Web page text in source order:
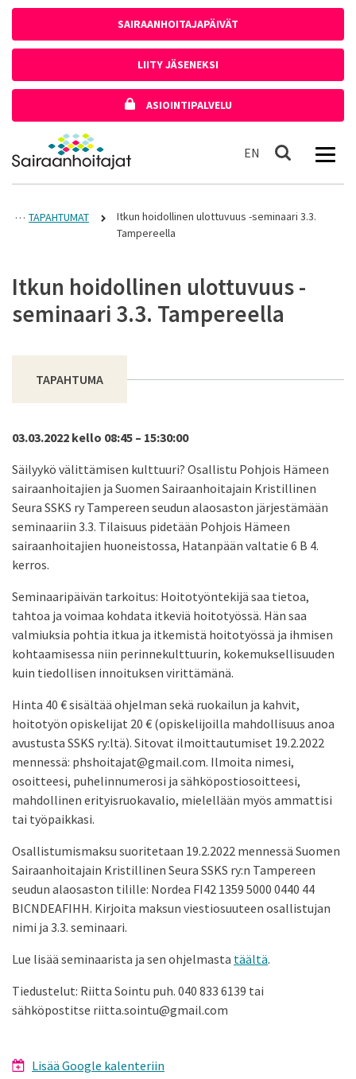
SAIRAANHOITAJAPÄIVÄT
LIITY JÄSENEKSI
ASIOINTIPALVELU
Etusivulle
EN In English
Haku
TAPAHTUMAT
Itkun hoidollinen ulottuvuus -seminaari 3.3.
Tampereella
Itkun hoidollinen ulottuvuus -
seminaari 3.3. Tampereella
TAPAHTUMA
03.03.2022 kello 08:45 – 15:30:00
Säilyykö välittämisen kulttuuri? Osallistu Pohjois Hämeen
sairaanhoitajien ja Suomen Sairaanhoitajain Kristillinen
Seura SSKS ry Tampereen seudun alaosaston järjestämään
seminaariin 3.3. Tilaisuus pidetään Pohjois Hämeen
sairaanhoitajien huoneistossa, Hatanpään valtatie 6 B 4.
kerros.
Seminaaripäivän tarkoitus: Hoitotyöntekijä saa tietoa,
tahtoa ja voimaa kohdata itkeviä hoitotyössä. Hän saa
valmiuksia pohtia itkua ja itkemistä hoitotyössä ja ihmisen
kohtaamisessa niin perinnekulttuurin, kokemuksellisuuden
kuin tiedollisen innoituksen virittämänä.
Hinta 40 € sisältää ohjelman sekä ruokailun ja kahvit,
hoitotyön opiskelijat 20 € (opiskelijoilla mahdollisuus anoa
avustusta SSKS ry:ltä). Sitovat ilmoittautumiset 19.2.2022
mennessä: phshoitajat@gmail.com. Ilmoita nimesi,
osoitteesi, puhelinnumerosi ja sähköpostiosoitteesi,
mahdollinen erityisruokavalio, mielellään myös ammattisi
tai työpaikkasi.
Osallistumismaksu suoritetaan 19.2.2022 mennessä Suomen
Sairaanhoitajain Kristillinen Seura SSKS ry:n Tampereen
seudun alaosaston tilille: Nordea FI42 1359 5000 0440 44
BICNDEAFIHH. Kirjoita maksun viestiosuuteen osallistujan
nimi ja 3.3. seminaari.
Lue lisää seminaarista ja sen ohjelmasta täältä.
Tiedustelut: Riitta Sointu puh. 040 833 6139 tai
sähköpostitse riitta.sointu@gmail.com
Lisää Google kalenteriin